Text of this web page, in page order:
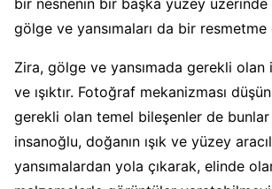
bir nesnenin bir başka yüzey
gölge ve yansımaları da bir resmetme
Zira, gölge ve yansımada gerekli
ve ışıktır. Fotoğraf mekanizması
gerekli olan temel bileşenler de
insanoğlu, doğanın ışık ve yüzey
yansımalardan yola çıkarak, elinde